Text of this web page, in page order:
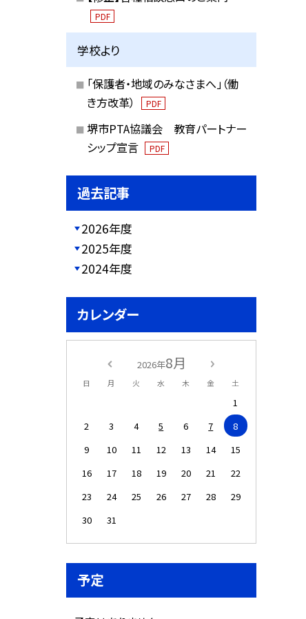
PDF
学校より
「保護者・地域のみなさまへ」（働
き方改革）
PDF
堺市PTA協議会 教育パートナー
シップ宣言
PDF
過去記事
2026年度
2025年度
2024年度
カレンダー
2026年8月
日 月 火 水 木 金 土
1
2
3 4 5 6 7
8
9
10 11 12 13 14
15
16
17 18 19 20 21
22
23
24 25 26 27 28
29
30
31
予定